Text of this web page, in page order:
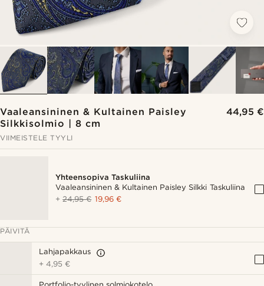
Vaaleansininen & Kultainen Paisley
Silkkisolmio | 8 cm
44,95 €
VIIMEISTELE TYYLI
Yhteensopiva Taskuliina
Vaaleansininen & Kultainen Paisley Silkki Taskuliina
+24,95 € 19,96 €
PÄIVITÄ
Lahjapakkaus
+4,95 €
Portfolio-tyylinen solmiokotelo